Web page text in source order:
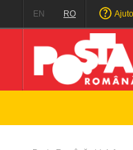
EN RO